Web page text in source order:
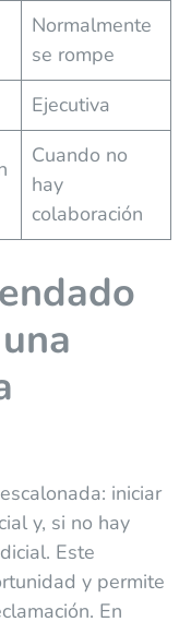
Normalmente
se rompe
Ejecutiva
Cuando no
hay
colaboración
iniciar
y, si no hay
Este
y permite
En